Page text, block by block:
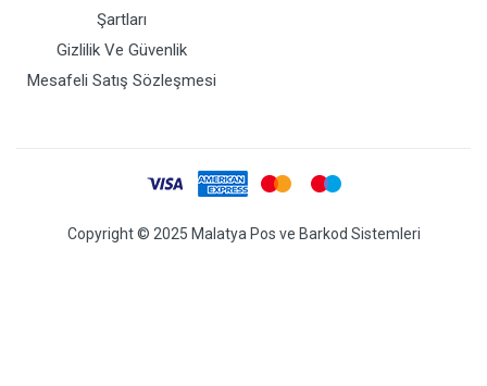
Şartları
Gizlilik Ve Güvenlik
Mesafeli Satış Sözleşmesi
Copyright © 2025 Malatya Pos ve Barkod Sistemleri